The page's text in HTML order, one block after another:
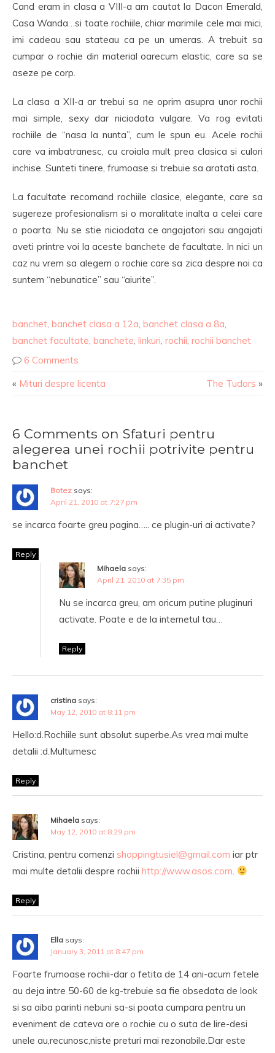
Cand eram in clasa a VIII-a am cautat la Dacon Emerald,
Casa Wanda…si toate rochiile, chiar marimile cele mai mici,
imi cadeau sau stateau ca pe un umeras. A trebuit sa
cumpar o rochie din material oarecum elastic, care sa se
aseze pe corp.
La clasa a XII-a ar trebui sa ne oprim asupra unor rochii
mai simple, sexy dar niciodata vulgare. Va rog evitati
rochiile de “nasa la nunta”, cum le spun eu. Acele rochii
care va imbatranesc, cu croiala mult prea clasica si culori
inchise. Sunteti tinere, frumoase si trebuie sa aratati asta.
La facultate recomand rochiile clasice, elegante, care sa
sugereze profesionalism si o moralitate inalta a celei care
o poarta. Nu se stie niciodata ce angajatori sau angajati
aveti printre voi la aceste banchete de facultate. In nici un
caz nu vrem sa alegem o rochie care sa zica despre noi ca
suntem “nebunatice” sau “aiurite”.
banchet, banchet clasa a 12a, banchet clasa a 8a,
banchet facultate, banchete, linkuri, rochii, rochii banchet
6 Comments
« Mituri despre licenta The Tudors »
6 Comments on Sfaturi pentru
alegerea unei rochii potrivite pentru
banchet
Botez says:
April 21, 2010 at 7:27 pm
se incarca foarte greu pagina….. ce plugin-uri ai activate?
Reply
Mihaela says:
April 21, 2010 at 7:35 pm
Nu se incarca greu, am oricum putine pluginuri
activate. Poate e de la internetul tau…
Reply
cristina says:
May 12, 2010 at 8:11 pm
Hello:d.Rochiile sunt absolut superbe.As vrea mai multe
detalii :d.Multumesc
Reply
Mihaela says:
May 12, 2010 at 8:29 pm
Cristina, pentru comenzi shoppingtusiel@gmail.com iar ptr
mai multe detalii despre rochii http://www.asos.com.
Reply
Ella says:
January 3, 2011 at 8:47 pm
Foarte frumoase rochii-dar o fetita de 14 ani-acum fetele
au deja intre 50-60 de kg-trebuie sa fie obsedata de look
si sa aiba parinti nebuni sa-si poata cumpara pentru un
eveniment de cateva ore o rochie cu o suta de lire-desi
unele au,recunosc,niste preturi mai rezonabile.Dar este